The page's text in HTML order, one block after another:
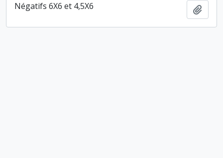
Négatifs 6X6 et 4,5X6